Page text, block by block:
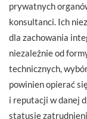
prywatnych
konsultanci. Ich
dla zachowania
niezależnie od
technicznych,
powinien opierać
i reputacji w danej
statusie